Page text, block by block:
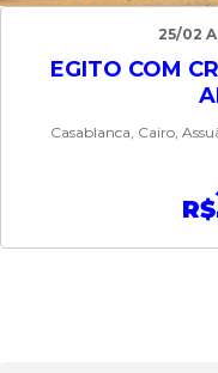
25/02
EGITO COM
Casablanca, Cairo,
R$